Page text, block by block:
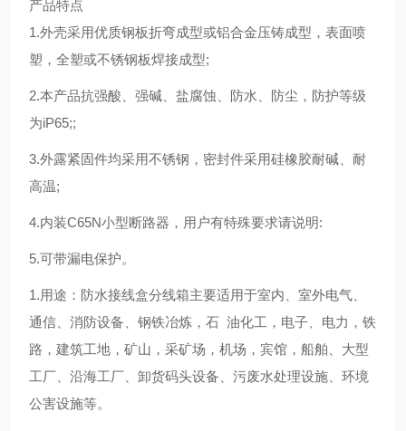
产品特点
1.外壳采用优质钢板折弯成型或铝合金压铸成型，表面喷
塑，全塑或不锈钢板焊接成型;
2.本产品抗强酸、强碱、盐腐蚀、防水、防尘，防护等级
为iP65;;
3.外露紧固件均采用不锈钢，密封件采用硅橡胶耐碱、耐
高温;
4.内装C65N小型断路器，用户有特殊要求请说明:
5.可带漏电保护。
1.用途：防水接线盒分线箱主要适用于室内、室外电气、
通信、消防设备、钢铁冶炼，石 油化工，电子、电力，铁
路，建筑工地，矿山，采矿场，机场，宾馆，船舶、大型
工厂、沿海工厂、卸货码头设备、污废水处理设施、环境
公害设施等。